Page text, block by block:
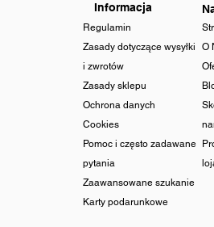
Informacja
Regulamin
Zasady dotyczące wysyłki
i zwrotów
Zasady sklepu
Ochrona danych
Cookies
Pomoc i często zadawane
pytania
Zaawansowane szukanie
Karty podarunkowe
O